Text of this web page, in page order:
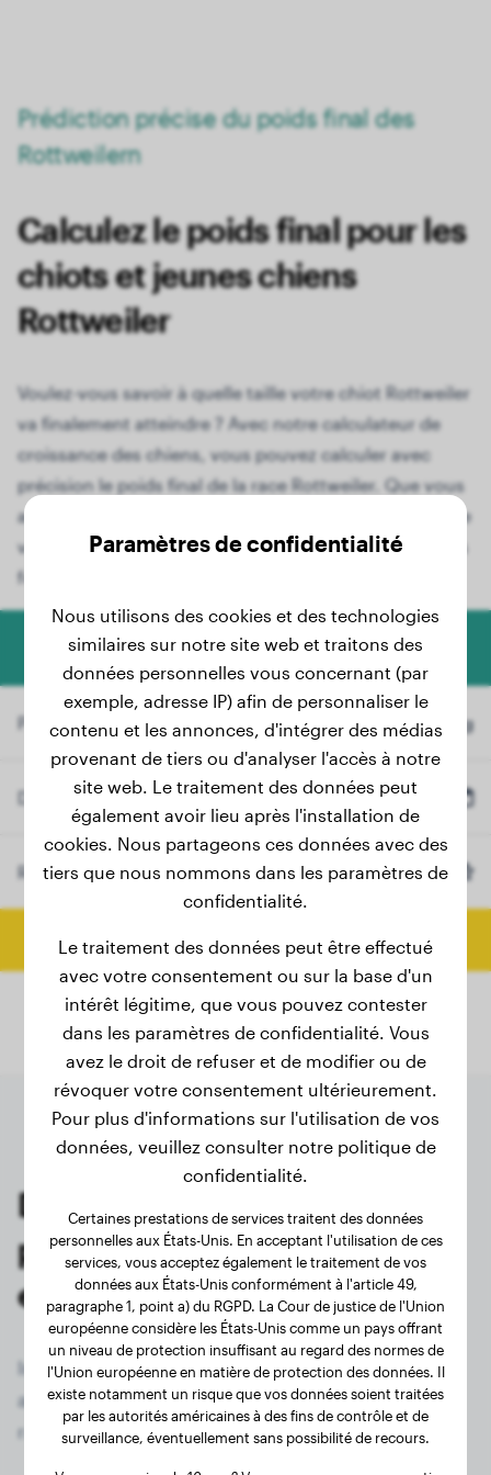
Prédiction précise du poids final des
Rottweilern
Calculez le poids final pour les
chiots et jeunes chiens
Rottweiler
Voulez-vous savoir à quelle taille votre chiot Rottweiler
va finalement atteindre ? Avec notre calculateur de
croissance des chiens, vous pouvez calculer avec
précision le poids final de la race Rottweiler. Que vous
ayez actuellement un adorable chiot Rottweiler ou que
votre jeune chien grandisse, notre outil convivial vous
fournit des informations précieuses.
Calculateur de poids pour chiens
Poids actuel kg
Date de naissance
Race(Optionnel) Rottweiler
Calculer le poids final
Dernières pesées des
propriétaires de Rottweiler
enregistrés
Inscrivez-vous maintenant gratuitement et
accédez à tous les 777 chiens enregistrés de la
race Rottweiler !
Paramètres de confidentialité
Nous utilisons des cookies et des technologies
similaires sur notre site web et traitons des
données personnelles vous concernant (par
exemple, adresse IP) afin de personnaliser le
contenu et les annonces, d'intégrer des médias
provenant de tiers ou d'analyser l'accès à notre
site web. Le traitement des données peut
également avoir lieu après l'installation de
cookies. Nous partageons ces données avec des
tiers que nous nommons dans les paramètres de
confidentialité.
Le traitement des données peut être effectué
avec votre consentement ou sur la base d'un
intérêt légitime, que vous pouvez contester
dans les paramètres de confidentialité. Vous
avez le droit de refuser et de modifier ou de
révoquer votre consentement ultérieurement.
Pour plus d'informations sur l'utilisation de vos
données, veuillez consulter notre politique de
confidentialité.
Certaines prestations de services traitent des données
personnelles aux États-Unis. En acceptant l'utilisation de ces
services, vous acceptez également le traitement de vos
données aux États-Unis conformément à l'article 49,
paragraphe 1, point a) du RGPD. La Cour de justice de l'Union
européenne considère les États-Unis comme un pays offrant
un niveau de protection insuffisant au regard des normes de
l'Union européenne en matière de protection des données. Il
existe notamment un risque que vos données soient traitées
par les autorités américaines à des fins de contrôle et de
surveillance, éventuellement sans possibilité de recours.